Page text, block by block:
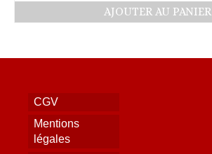
AJOUTER AU PANIER
CGV
Mentions
légales